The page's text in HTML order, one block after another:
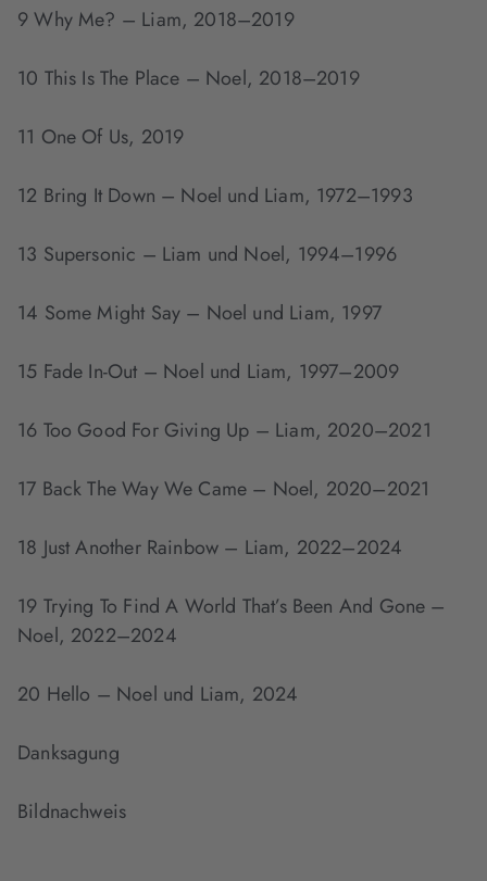
9 Why Me? – Liam, 2018–2019
10 This Is The Place – Noel, 2018–2019
11 One Of Us, 2019
12 Bring It Down – Noel und Liam, 1972–1993
13 Supersonic – Liam und Noel, 1994–1996
14 Some Might Say – Noel und Liam, 1997
15 Fade In-Out – Noel und Liam, 1997–2009
16 Too Good For Giving Up – Liam, 2020–2021
17 Back The Way We Came – Noel, 2020–2021
18 Just Another Rainbow – Liam, 2022–2024
19 Trying To Find A World That’s Been And Gone –
Noel, 2022–2024
20 Hello – Noel und Liam, 2024
Danksagung
Bildnachweis